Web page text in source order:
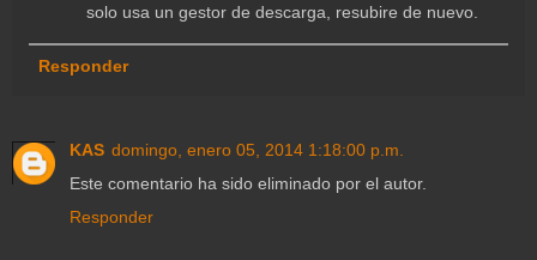
solo usa un gestor de descarga, resubire de nuevo.
Responder
KAS domingo, enero 05, 2014 1:18:00 p.m.
Este comentario ha sido eliminado por el autor.
Responder